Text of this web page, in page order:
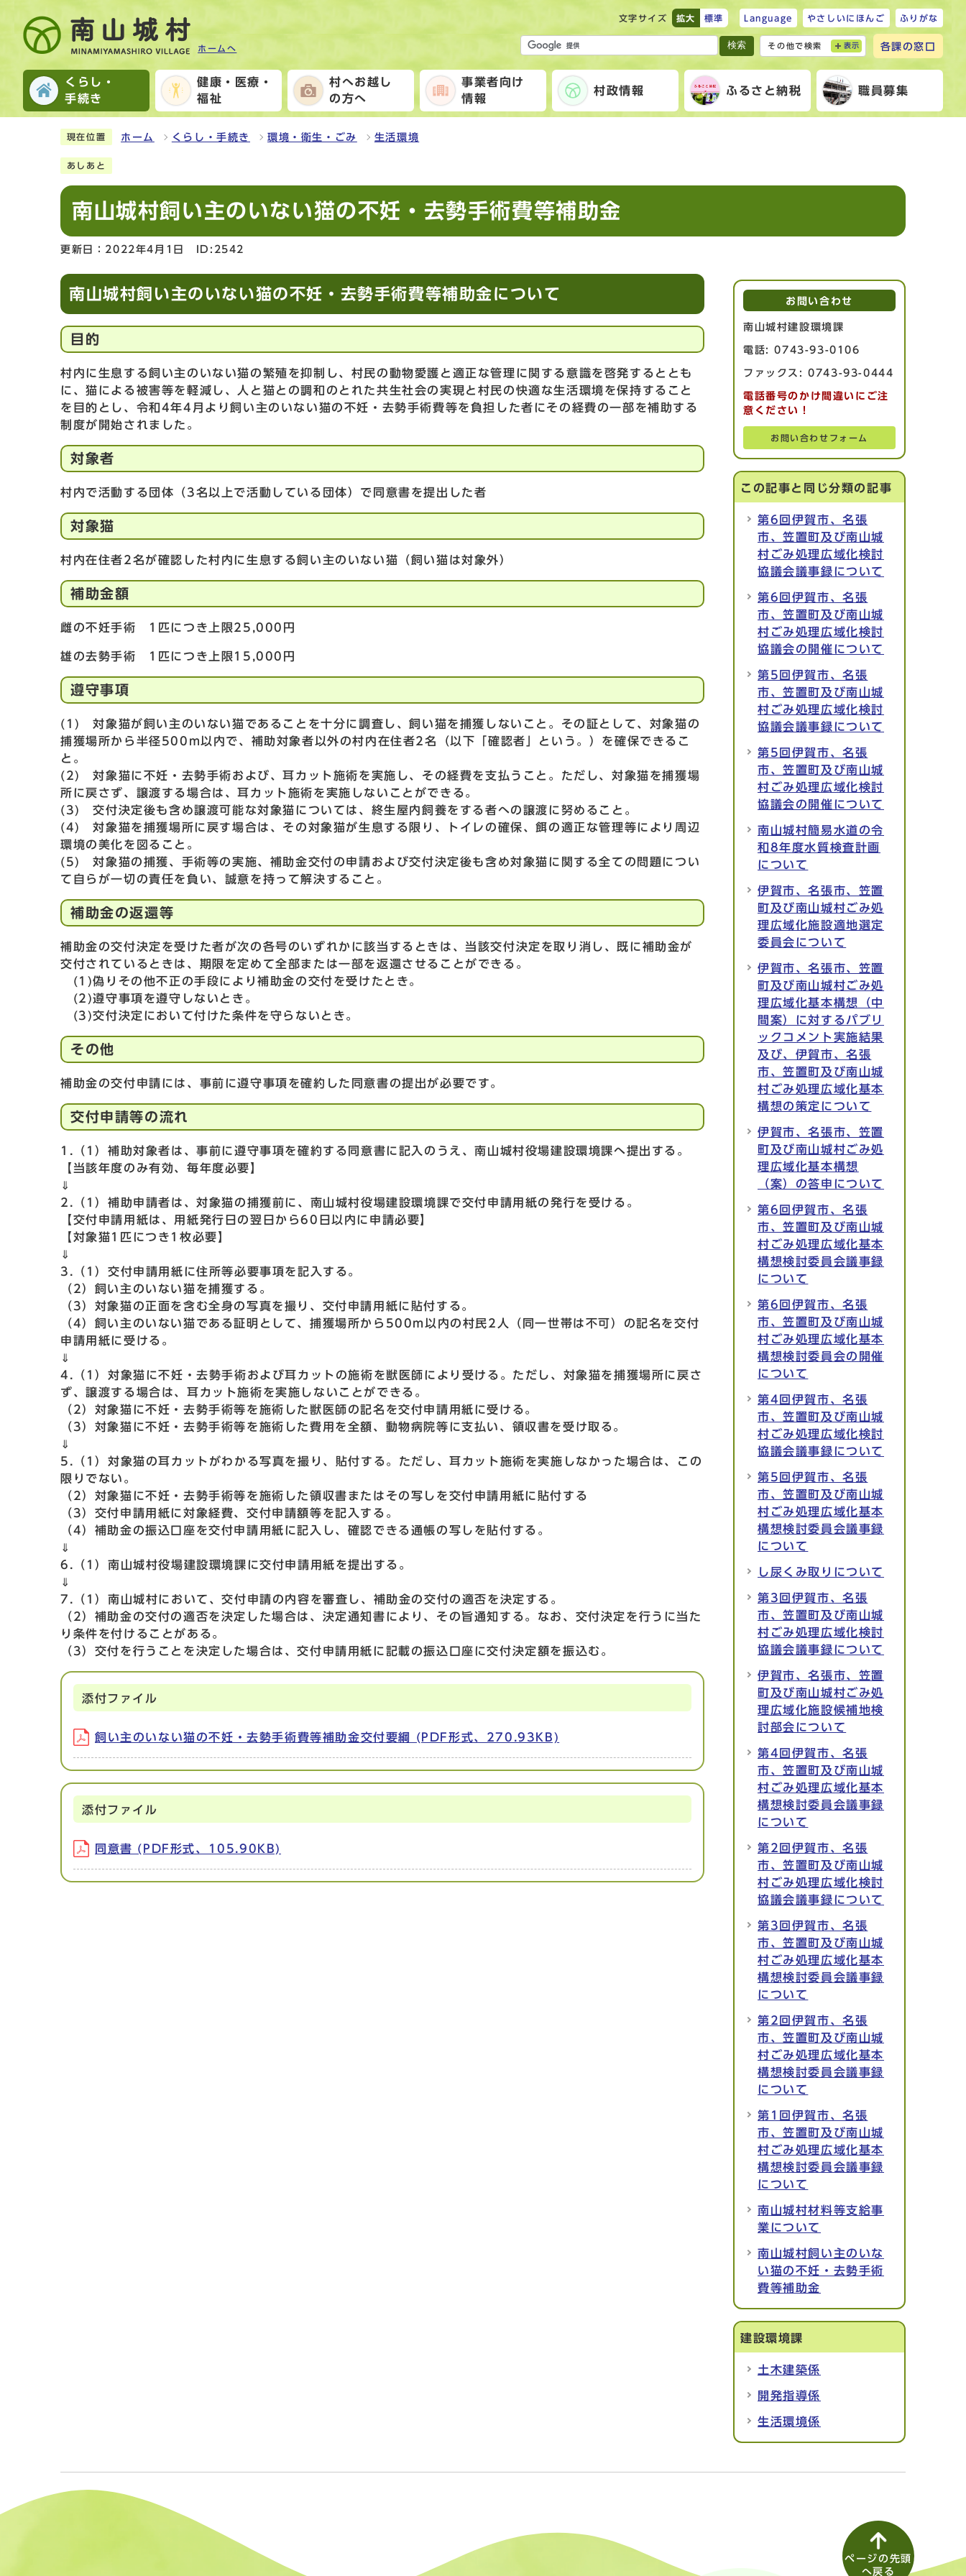
ホームへ
文字サイズ 拡大 標準 Language やさしいにほんご ふりがな
検索 その他で検索 表示 各課の窓口
くらし・
手続き
健康・医療・
福祉
村へお越し
の方へ
事業者向け
情報
村政情報 ふるさと納税 職員募集
現在位置 ホーム くらし・手続き 環境・衛生・ごみ 生活環境
あしあと
南山城村飼い主のいない猫の不妊・去勢手術費等補助金
更新日：2022年4月1日 ID:2542
南山城村飼い主のいない猫の不妊・去勢手術費等補助金について
目的
村内に生息する飼い主のいない猫の繁殖を抑制し、村民の動物愛護と適正な管理に関する意識を啓発するととも
に、猫による被害等を軽減し、人と猫との調和のとれた共生社会の実現と村民の快適な生活環境を保持すること
を目的とし、令和4年4月より飼い主のいない猫の不妊・去勢手術費等を負担した者にその経費の一部を補助する
制度が開始されました。
対象者
村内で活動する団体（3名以上で活動している団体）で同意書を提出した者
対象猫
村内在住者2名が確認した村内に生息する飼い主のいない猫（飼い猫は対象外）
補助金額
雌の不妊手術 1匹につき上限25,000円
雄の去勢手術 1匹につき上限15,000円
遵守事項
(1) 対象猫が飼い主のいない猫であることを十分に調査し、飼い猫を捕獲しないこと。その証として、対象猫の
捕獲場所から半径500m以内で、補助対象者以外の村内在住者2名（以下「確認者」という。）を確保できるこ
と。
(2) 対象猫に不妊・去勢手術および、耳カット施術を実施し、その経費を支払うこと。ただし、対象猫を捕獲場
所に戻さず、譲渡する場合は、耳カット施術を実施しないことができる。
(3) 交付決定後も含め譲渡可能な対象猫については、終生屋内飼養をする者への譲渡に努めること。
(4) 対象猫を捕獲場所に戻す場合は、その対象猫が生息する限り、トイレの確保、餌の適正な管理等により周辺
環境の美化を図ること。
(5) 対象猫の捕獲、手術等の実施、補助金交付の申請および交付決定後も含め対象猫に関する全ての問題につい
て自らが一切の責任を負い、誠意を持って解決すること。
補助金の返還等
補助金の交付決定を受けた者が次の各号のいずれかに該当するときは、当該交付決定を取り消し、既に補助金が
交付されているときは、期限を定めて全部または一部を返還させることができる。
(1)偽りその他不正の手段により補助金の交付を受けたとき。
(2)遵守事項を遵守しないとき。
(3)交付決定において付けた条件を守らないとき。
その他
補助金の交付申請には、事前に遵守事項を確約した同意書の提出が必要です。
交付申請等の流れ
1.（1）補助対象者は、事前に遵守事項を確約する同意書に記入のうえ、南山城村役場建設環境課へ提出する。
【当該年度のみ有効、毎年度必要】
⇓
2.（1）補助申請者は、対象猫の捕獲前に、南山城村役場建設環境課で交付申請用紙の発行を受ける。
【交付申請用紙は、用紙発行日の翌日から60日以内に申請必要】
【対象猫1匹につき1枚必要】
⇓
3.（1）交付申請用紙に住所等必要事項を記入する。
（2）飼い主のいない猫を捕獲する。
（3）対象猫の正面を含む全身の写真を撮り、交付申請用紙に貼付する。
（4）飼い主のいない猫である証明として、捕獲場所から500m以内の村民2人（同一世帯は不可）の記名を交付
申請用紙に受ける。
⇓
4.（1）対象猫に不妊・去勢手術および耳カットの施術を獣医師により受ける。ただし、対象猫を捕獲場所に戻さ
ず、譲渡する場合は、耳カット施術を実施しないことができる。
（2）対象猫に不妊・去勢手術等を施術した獣医師の記名を交付申請用紙に受ける。
（3）対象猫に不妊・去勢手術等を施術した費用を全額、動物病院等に支払い、領収書を受け取る。
⇓
5.（1）対象猫の耳カットがわかる写真を撮り、貼付する。ただし、耳カット施術を実施しなかった場合は、この
限りでない。
（2）対象猫に不妊・去勢手術等を施術した領収書またはその写しを交付申請用紙に貼付する
（3）交付申請用紙に対象経費、交付申請額等を記入する。
（4）補助金の振込口座を交付申請用紙に記入し、確認できる通帳の写しを貼付する。
⇓
6.（1）南山城村役場建設環境課に交付申請用紙を提出する。
⇓
7.（1）南山城村において、交付申請の内容を審査し、補助金の交付の適否を決定する。
（2）補助金の交付の適否を決定した場合は、決定通知書により、その旨通知する。なお、交付決定を行うに当た
り条件を付けることがある。
（3）交付を行うことを決定した場合は、交付申請用紙に記載の振込口座に交付決定額を振込む。
添付ファイル
飼い主のいない猫の不妊・去勢手術費等補助金交付要綱 (PDF形式、270.93KB)
添付ファイル
同意書 (PDF形式、105.90KB)
お問い合わせ
南山城村建設環境課
電話: 0743-93-0106
ファックス: 0743-93-0444
電話番号のかけ間違いにご注
意ください！
お問い合わせフォーム
この記事と同じ分類の記事
第6回伊賀市、名張
市、笠置町及び南山城
村ごみ処理広域化検討
協議会議事録について
第6回伊賀市、名張
市、笠置町及び南山城
村ごみ処理広域化検討
協議会の開催について
第5回伊賀市、名張
市、笠置町及び南山城
村ごみ処理広域化検討
協議会議事録について
第5回伊賀市、名張
市、笠置町及び南山城
村ごみ処理広域化検討
協議会の開催について
南山城村簡易水道の令
和8年度水質検査計画
について
伊賀市、名張市、笠置
町及び南山城村ごみ処
理広域化施設適地選定
委員会について
伊賀市、名張市、笠置
町及び南山城村ごみ処
理広域化基本構想（中
間案）に対するパブリ
ックコメント実施結果
及び、伊賀市、名張
市、笠置町及び南山城
村ごみ処理広域化基本
構想の策定について
伊賀市、名張市、笠置
町及び南山城村ごみ処
理広域化基本構想
（案）の答申について
第6回伊賀市、名張
市、笠置町及び南山城
村ごみ処理広域化基本
構想検討委員会議事録
について
第6回伊賀市、名張
市、笠置町及び南山城
村ごみ処理広域化基本
構想検討委員会の開催
について
第4回伊賀市、名張
市、笠置町及び南山城
村ごみ処理広域化検討
協議会議事録について
第5回伊賀市、名張
市、笠置町及び南山城
村ごみ処理広域化基本
構想検討委員会議事録
について
し尿くみ取りについて
第3回伊賀市、名張
市、笠置町及び南山城
村ごみ処理広域化検討
協議会議事録について
伊賀市、名張市、笠置
町及び南山城村ごみ処
理広域化施設候補地検
討部会について
第4回伊賀市、名張
市、笠置町及び南山城
村ごみ処理広域化基本
構想検討委員会議事録
について
第2回伊賀市、名張
市、笠置町及び南山城
村ごみ処理広域化検討
協議会議事録について
第3回伊賀市、名張
市、笠置町及び南山城
村ごみ処理広域化基本
構想検討委員会議事録
について
第2回伊賀市、名張
市、笠置町及び南山城
村ごみ処理広域化基本
構想検討委員会議事録
について
第1回伊賀市、名張
市、笠置町及び南山城
村ごみ処理広域化基本
構想検討委員会議事録
について
南山城村材料等支給事
業について
南山城村飼い主のいな
い猫の不妊・去勢手術
費等補助金
建設環境課
土木建築係
開発指導係
生活環境係
ページの先頭
へ戻る